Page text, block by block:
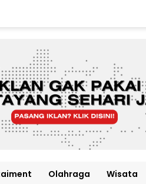
Olahraga Wisata